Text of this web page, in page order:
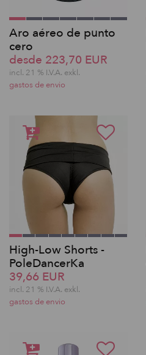
Aro aéreo de punto
cero
desde 223,70 EUR
incl. 21 % I.V.A. exkl.
gastos de envio
High-Low Shorts -
PoleDancerKa
39,66 EUR
incl. 21 % I.V.A. exkl.
gastos de envio